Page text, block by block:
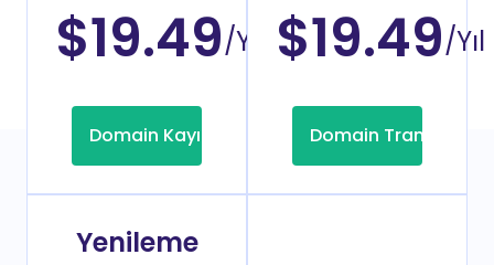
$19.49/Yıl
Domain Kayıt
$19.49/Yıl
Domain Transfer
Yenileme